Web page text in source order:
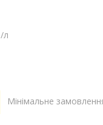
/л
Мінімальне